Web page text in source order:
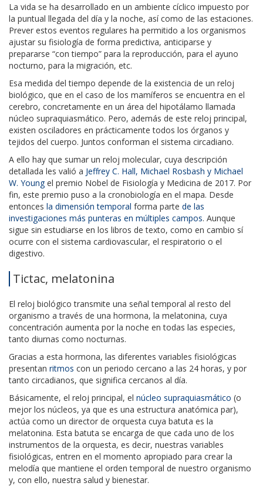
La vida se ha desarrollado en un ambiente cíclico impuesto por
la puntual llegada del día y la noche, así como de las estaciones.
Prever estos eventos regulares ha permitido a los organismos
ajustar su fisiología de forma predictiva, anticiparse y
prepararse “con tiempo” para la reproducción, para el ayuno
nocturno, para la migración, etc.
Esa medida del tiempo depende de la existencia de un reloj
biológico, que en el caso de los mamíferos se encuentra en el
cerebro, concretamente en un área del hipotálamo llamada
núcleo supraquiasmático. Pero, además de este reloj principal,
existen osciladores en prácticamente todos los órganos y
tejidos del cuerpo. Juntos conforman el sistema circadiano.
A ello hay que sumar un reloj molecular, cuya descripción
detallada les valió a Jeffrey C. Hall, Michael Rosbash y Michael
W. Youngel premio Nobel de Fisiología y Medicina de 2017. Por
fin, este premio puso a la cronobiología en el mapa. Desde
entonces la dimensión temporal forma parte de las
investigaciones más punteras en múltiples campos. Aunque
sigue sin estudiarse en los libros de texto, como en cambio sí
ocurre con el sistema cardiovascular, el respiratorio o el
digestivo.
Tictac, melatonina
El reloj biológico transmite una señal temporal al resto del
organismo a través de una hormona, la melatonina, cuya
concentración aumenta por la noche en todas las especies,
tanto diurnas como nocturnas.
Gracias a esta hormona, las diferentes variables fisiológicas
presentan ritmos con un periodo cercano a las 24 horas, y por
tanto circadianos, que significa cercanos al día.
Básicamente, el reloj principal, el núcleo supraquiasmático (o
mejor los núcleos, ya que es una estructura anatómica par),
actúa como un director de orquesta cuya batuta es la
melatonina. Esta batuta se encarga de que cada uno de los
instrumentos de la orquesta, es decir, nuestras variables
fisiológicas, entren en el momento apropiado para crear la
melodía que mantiene el orden temporal de nuestro organismo
y, con ello, nuestra salud y bienestar.